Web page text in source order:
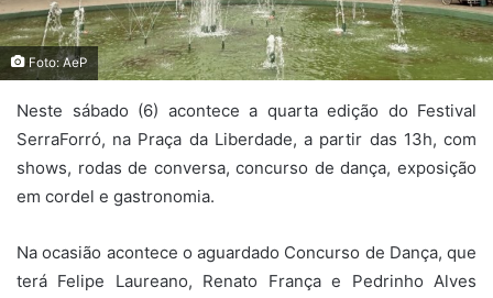
Foto: AeP
Neste sábado (6) acontece a quarta edição do Festival
SerraForró, na Praça da Liberdade, a partir das 13h, com
shows, rodas de conversa, concurso de dança, exposição
em cordel e gastronomia.
Na ocasião acontece o aguardado Concurso de Dança, que
terá Felipe Laureano, Renato França e Pedrinho Alves